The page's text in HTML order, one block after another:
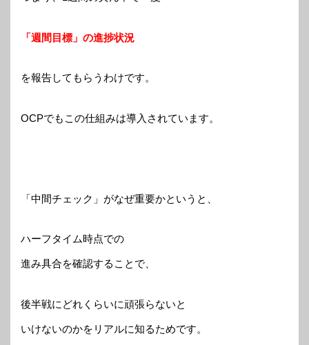
「週間目標」の進捗状況
を報告してもらうわけです。
OCPでもこの仕組みは導入されています。
「中間チェック」がなぜ重要かというと、
ハーフタイム時点での
進み具合を確認することで、
後半戦にどれくらいに頑張らないと
いけないのかをリアルに知るためです。